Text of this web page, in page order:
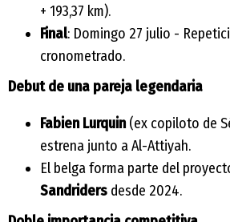
+ 193,37 km).
Final: Domingo 27 julio -
cronometrado.
Debut de una pareja legendaria
Fabien Lurquin(ex copiloto de
estrena junto a Al-Attiyah.
El belga forma parte del
Sandriders desde 2024.